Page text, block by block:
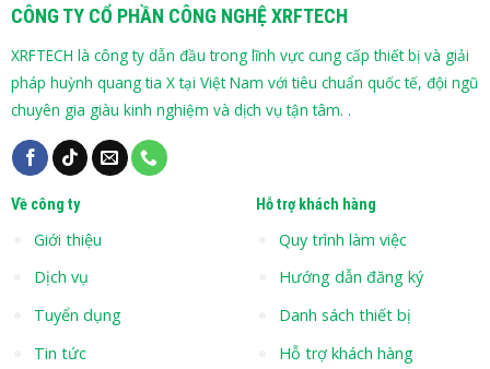
CÔNG TY CỔ PHẦN CÔNG NGHỆ XRFTECH
XRFTECH là công ty dẫn đầu trong lĩnh vực cung cấp thiết bị và giải
pháp huỳnh quang tia X tại Việt Nam với tiêu chuẩn quốc tế, đội ngũ
chuyên gia giàu kinh nghiệm và dịch vụ tận tâm. .
Về công ty
Giới thiệu
Dịch vụ
Tuyển dụng
Tin tức
Hỗ trợ khách hàng
Quy trình làm việc
Hướng dẫn đăng ký
Danh sách thiết bị
Hỗ trợ khách hàng